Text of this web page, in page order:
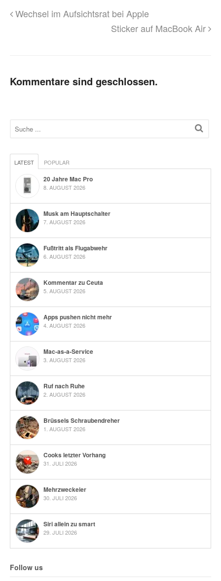
Wechsel im Aufsichtsrat bei Apple
Sticker auf MacBook Air
Kommentare sind geschlossen.
LATEST POPULAR
20 Jahre Mac Pro
8. AUGUST 2026
Musk am Hauptschalter
7. AUGUST 2026
Fußtritt als Flugabwehr
6. AUGUST 2026
Kommentar zu Ceuta
5. AUGUST 2026
Apps pushen nicht mehr
4. AUGUST 2026
Mac-as-a-Service
3. AUGUST 2026
Ruf nach Ruhe
2. AUGUST 2026
Brüssels Schraubendreher
1. AUGUST 2026
Cooks letzter Vorhang
31. JULI 2026
Mehrzweckeier
30. JULI 2026
Siri allein zu smart
29. JULI 2026
Follow us